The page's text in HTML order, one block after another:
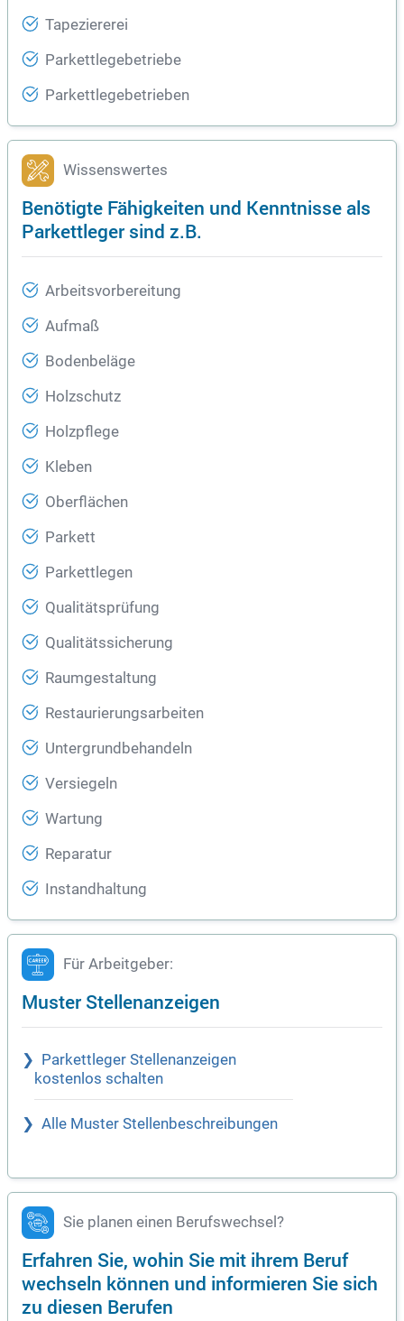
Tapeziererei
Parkettlegebetriebe
Parkettlegebetrieben
Wissenswertes
Benötigte Fähigkeiten und Kenntnisse als
Parkettleger sind z.B.
Arbeitsvorbereitung
Aufmaß
Bodenbeläge
Holzschutz
Holzpflege
Kleben
Oberflächen
Parkett
Parkettlegen
Qualitätsprüfung
Qualitätssicherung
Raumgestaltung
Restaurierungsarbeiten
Untergrundbehandeln
Versiegeln
Wartung
Reparatur
Instandhaltung
Für Arbeitgeber:
Muster Stellenanzeigen
Parkettleger Stellenanzeigen
kostenlos schalten
Alle Muster Stellenbeschreibungen
Sie planen einen Berufswechsel?
Erfahren Sie, wohin Sie mit ihrem Beruf
wechseln können und informieren Sie sich
zu diesen Berufen